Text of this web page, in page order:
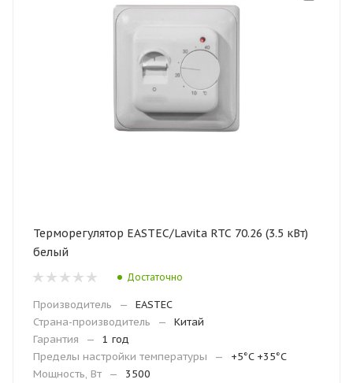
Терморегулятор EASTEC/Lavita RTC 70.26 (3.5 кВт)
белый
Достаточно
Производитель —
EASTEC
Страна-производитель
—
Китай
Гарантия
—
1 год
Пределы настройки температуры
—
+5°C +35°C
Мощность, Вт
—
3500